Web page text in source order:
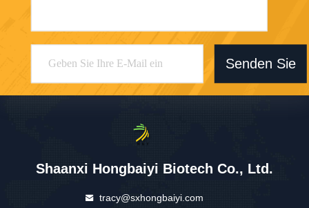
Senden Sie
Shaanxi Hongbaiyi Biotech Co., Ltd.
tracy@sxhongbaiyi.com